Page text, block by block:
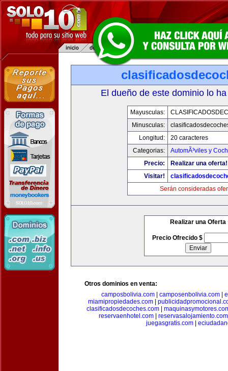
El dueño de este dominio lo
Mayusculas:
Minusculas:
Longitud:
20 caracteres
Categorias:
AutomÃ³viles y
Precio:
Realizar una oferta!
Visitar!
Serán consideradas
Realizar una Oferta
Precio Ofrecido $
Otros dominios en venta:
camposbolivia.com| camposenbolivia.com|
miamipropiedades.com
clasificadosdecoches.com
reservaenhotel.com| reservasalojamiento.com
juegasgratis.com|